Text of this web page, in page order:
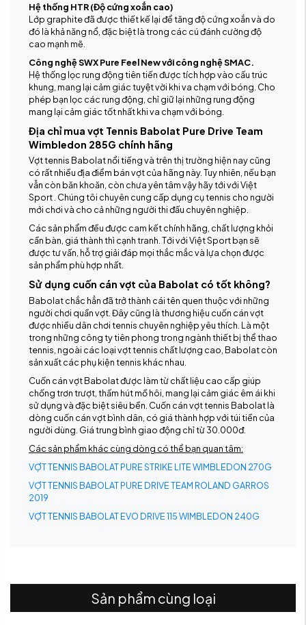
Hệ thống HTR (Độ cứng xoắn cao)
Lớp graphite đã được thiết kế lại để tăng độ cứng xoắn và do
đó là khả năng nổ, đặc biệt là trong các cú đánh cường độ
cao mạnh mẽ.
Công nghệ SWX Pure Feel New với công nghệ SMAC.
Hệ thống lọc rung động tiên tiến được tích hợp vào cấu trúc
khung, mang lại cảm giác tuyệt vời khi va chạm với bóng. Cho
phép bạn lọc các rung động, chỉ giữ lại những rung động
mang lại cảm giác tốt nhất khi va chạm với bóng.
Địa chỉ mua vợt Tennis Babolat Pure Drive Team
Wimbledon 285G chính hãng
Vợt tennis Babolat nổi tiếng và trên thị trường hiện nay cũng
có rất nhiều địa điểm bán vợt của hãng này. Tuy nhiên, nếu bạn
vẫn còn băn khoăn, còn chưa yên tâm vậy hãy tới với Việt
Sport . Chúng tôi chuyên cung cấp dụng cụ tennis cho người
mới chơi và cho cả những người thi đấu chuyên nghiệp.
Các sản phẩm đều được cam kết chính hãng, chất lượng khỏi
cần bàn, giá thành thì cạnh tranh. Tới với Việt Sport bạn sẽ
được tư vấn, hỗ trợ giải đáp mọi thắc mắc và lựa chọn được
sản phẩm phù hợp nhất.
Sử dụng cuốn cán vợt của Babolat có tốt không?
Babolat chắc hẳn đã trở thành cái tên quen thuộc với những
người chơi quần vợt. Đây cũng là thương hiệu cuốn cán vợt
được nhiều dân chơi tennis chuyên nghiệp yêu thích. Là một
trong những công ty tiên phong trong ngành thiết bị thể thao
tennis, ngoài các loại vợt tennis chất lượng cao, Babolat còn
sản xuất các phụ kiện tennis khác nhau.
Cuốn cán vợt Babolat được làm từ chất liệu cao cấp giúp
chống trơn trượt, thấm hút mồ hôi, mang lại cảm giác êm ái khi
sử dụng và đặc biệt siêu bền. Cuốn cán vợt tennis Babolat là
dòng cuốn cán vợt bình dân, có giá thành hợp với túi tiền của
người dùng. Giá trung bình giao động chỉ từ 30.000đ.
Các sản phẩm khác cùng dòng có thể bạn quan tâm:
VỢT TENNIS BABOLAT PURE STRIKE LITE WIMBLEDON 270G
VỢT TENNIS BABOLAT PURE DRIVE TEAM ROLAND GARROS
2019
VỢT TENNIS BABOLAT EVO DRIVE 115 WIMBLEDON 240G
Sản phẩm cùng loại